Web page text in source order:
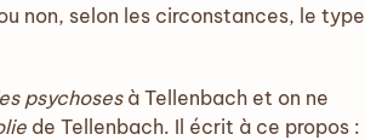
non, selon les circonstances, le type
psychosesà Tellenbach et on ne
de Tellenbach. Il écrit à ce propos :